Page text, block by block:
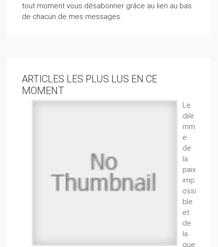
tout moment vous désabonner grâce au lien au bas
de chacun de mes messages.
ARTICLES LES PLUS LUS EN CE
MOMENT
Le
dile
mm
e
de
la
paix
imp
ossi
ble
et
de
la
gue